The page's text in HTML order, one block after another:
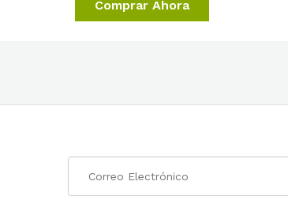
Comprar Ahora